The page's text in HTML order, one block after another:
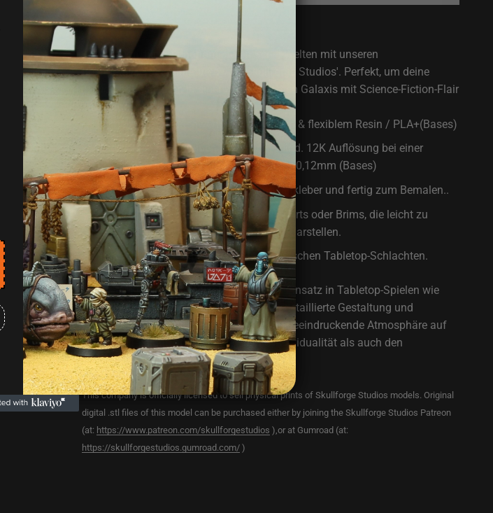
In den Warenkorb
Flieg davon, hin zu phänomenalen Sci-Fi-Welten mit unseren
hochdetaillierten Miniaturen von 'Skullforge Studios'. Perfekt, um deine
Tabletop-Schlachten in einer weit entfernten Galaxis mit Science-Fiction-Flair
zu beleben.
Hergestellt aus hochwertigem, robustem & flexiblem Resin / PLA+(Bases)
Gedruckt in super feinen Details mit mind. 12K Auflösung bei einer
Schichtstärke von spektakulären 0,02mm / 0,12mm (Bases)
Einfacher Zusammenbau mit Sekundenkleber und fertig zum Bemalen..
Eventuelle leichte Reste von Drucksupports oder Brims, die leicht zu
entfernen sind und keinen Produktmangel darstellen.
Perfekt für den intensiven Einsatz in epischen Tabletop-Schlachten.
Diese Sci-Fi-Miniaturen sind ideal für den Einsatz in Tabletop-Spielen wie
Star Wars: Legion oder Shatterpoint. Ihre detaillierte Gestaltung und
hochwertige Verarbeitung sorgen für eine beeindruckende Atmosphäre auf
dem Spielfeld und erhöhen sowohl die Individualität als auch den
Spaßfaktor deiner Spiele.
This company is officially licensed to sell physical prints of Skullforge Studios models. Original
digital .stl files of this model can be purchased either by joining the Skullforge Studios Patreon
(at: https://www.patreon.com/skullforgestudios ),or at Gumroad (at:
https://skullforgestudios.gumroad.com/ )